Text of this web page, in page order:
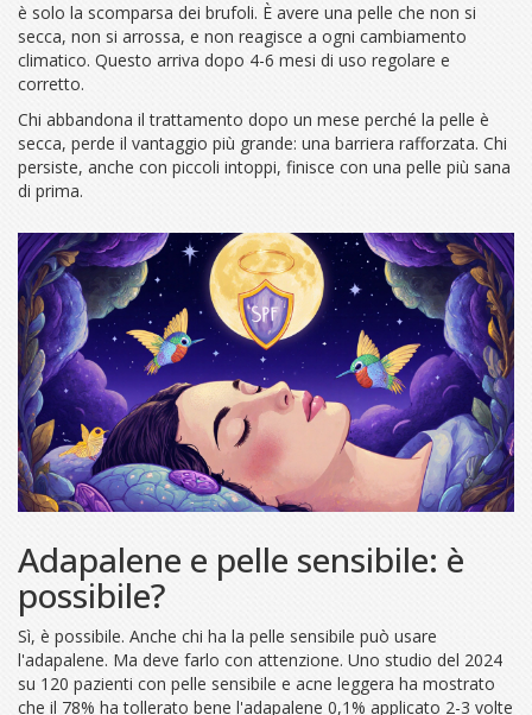
è solo la scomparsa dei brufoli. È avere una pelle che non si
secca, non si arrossa, e non reagisce a ogni cambiamento
climatico. Questo arriva dopo 4-6 mesi di uso regolare e
corretto.
Chi abbandona il trattamento dopo un mese perché la pelle è
secca, perde il vantaggio più grande: una barriera rafforzata. Chi
persiste, anche con piccoli intoppi, finisce con una pelle più sana
di prima.
Adapalene e pelle sensibile: è
possibile?
Sì, è possibile. Anche chi ha la pelle sensibile può usare
l'adapalene. Ma deve farlo con attenzione. Uno studio del 2024
su 120 pazienti con pelle sensibile e acne leggera ha mostrato
che il 78% ha tollerato bene l'adapalene 0,1% applicato 2-3 volte